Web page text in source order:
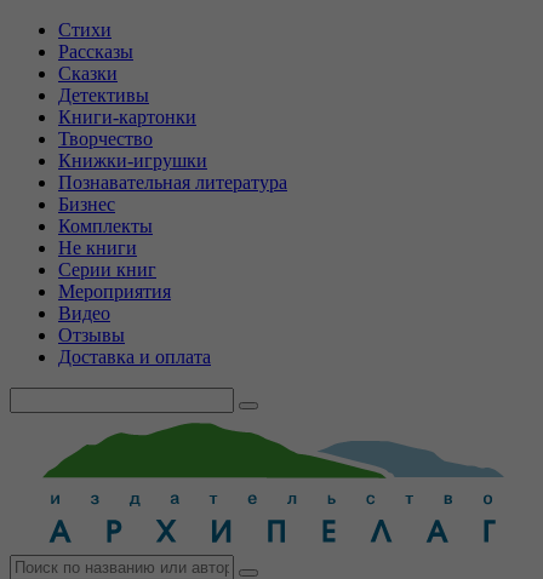
Стихи
Рассказы
Сказки
Детективы
Книги-картонки
Творчество
Книжки-игрушки
Познавательная литература
Бизнес
Комплекты
Не книги
Серии книг
Мероприятия
Видео
Отзывы
Доставка и оплата